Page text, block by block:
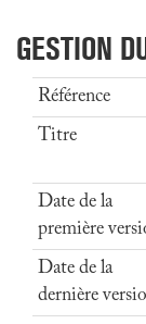
GESTION
Référence
Titre
Date de la
première
Date de la
dernière